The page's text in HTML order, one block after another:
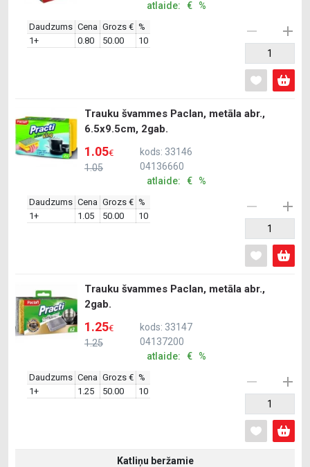
atlaide: € %
Daudzums Cena Grozs € %
1+
0.80 50.00 10
Trauku švammes Paclan, metāla abr.,
6.5x9.5cm, 2gab.
1.05
1.05€
kods: 33146
04136660
atlaide: € %
Daudzums Cena Grozs € %
1+
1.05 50.00 10
Trauku švammes Paclan, metāla abr.,
2gab.
1.25
1.25€
kods: 33147
04137200
atlaide: € %
Daudzums Cena Grozs € %
1+
1.25 50.00 10
Katliņu beržamie